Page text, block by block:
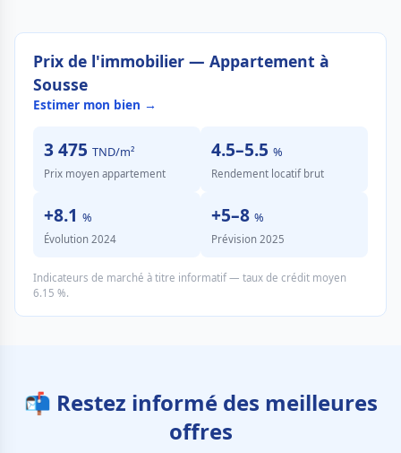
Prix de l'immobilier — Appartement à
Sousse
Estimer mon bien →
3 475 TND/m²
Prix moyen appartement
4.5–5.5 %
Rendement locatif brut
+8.1 %
Évolution 2024
+5–8 %
Prévision 2025
Indicateurs de marché à titre informatif — taux de crédit moyen
6.15 %.
📬 Restez informé des meilleures
offres